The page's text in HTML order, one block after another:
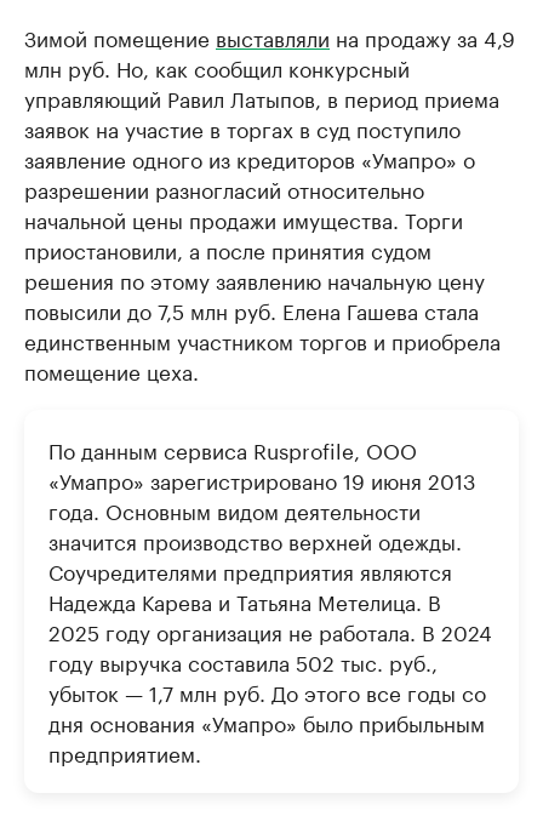
Зимой помещение выставляли на продажу за 4,9
млн руб. Но, как сообщил конкурсный
управляющий Равил Латыпов, в период приема
заявок на участие в торгах в суд поступило
заявление одного из кредиторов «Умапро» о
разрешении разногласий относительно
начальной цены продажи имущества. Торги
приостановили, а после принятия судом
решения по этому заявлению начальную цену
повысили до 7,5 млн руб. Елена Гашева стала
единственным участником торгов и приобрела
помещение цеха.
По данным сервиса Rusprofile, ООО
«Умапро» зарегистрировано 19 июня 2013
года. Основным видом деятельности
значится производство верхней одежды.
Соучредителями предприятия являются
Надежда Карева и Татьяна Метелица. В
2025 году организация не работала. В 2024
году выручка составила 502 тыс. руб.,
убыток — 1,7 млн руб. До этого все годы со
дня основания «Умапро» было прибыльным
предприятием.